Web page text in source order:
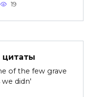
19
of the few grave
we didn'